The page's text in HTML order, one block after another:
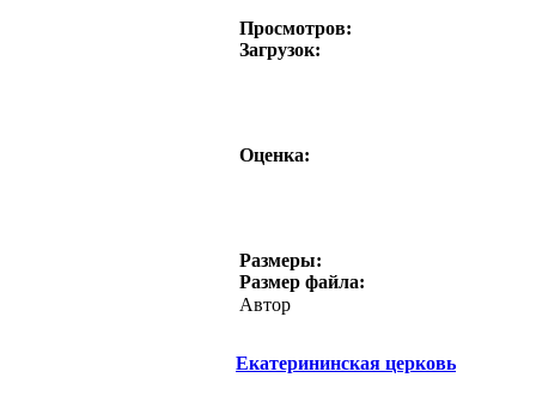
Просмотров:
Загрузок:
Оценка:
Размеры:
Размер файла:
Автор
Екатерининская церковь